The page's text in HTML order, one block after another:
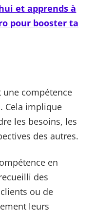
et apprends à
pour booster ta
compétence
Cela implique
les besoins, les
des autres.
en
des
ou de
leurs